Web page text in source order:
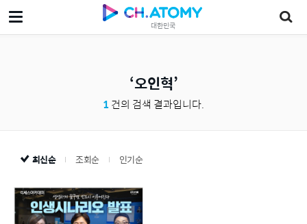
대한민국
오인혁
1 건의 검색 결과입니다.
최신순 조회순 인기순